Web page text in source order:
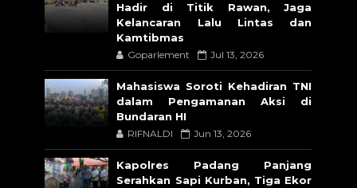
Hadir di Titik Rawan, Jaga
Kelancaran Lalu Lintas dan
Kamtibmas
Goparlement Jul 13, 2026
Mahasiswa Soroti Kehadiran TNI
dalam Pengamanan Aksi di
Bundaran HI
RIFNALDI Jun 13, 2026
Kapolres Padang Panjang
Serahkan Sapi Kurban, Tiga Ekor